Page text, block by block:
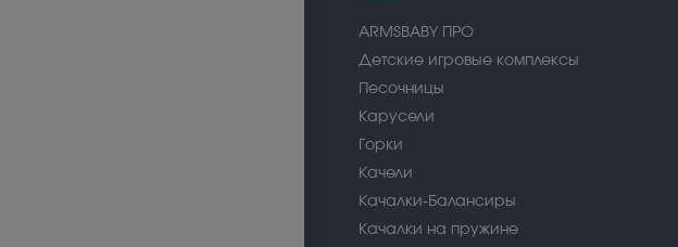
ARMSBABY ПРО
Детские игровые комплексы
Песочницы
Карусели
Горки
Качели
Качалки-Балансиры
Качалки на пружине